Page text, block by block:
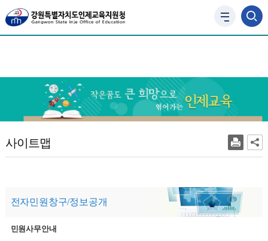
사
로
가
기
이사이트맵
전자민원창구/정보공개
민원사무안내